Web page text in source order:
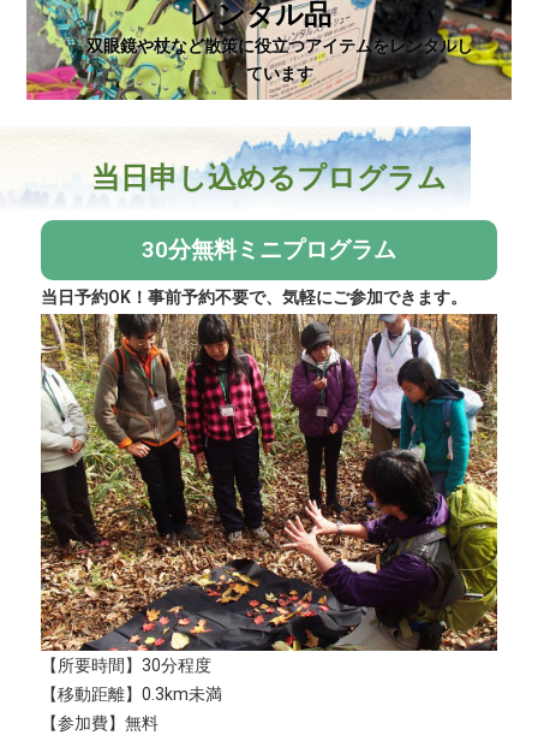
レンタル品
双眼鏡や杖など散策に役立つアイテムをレンタルし
ています
当日申し込めるプログラム
30分無料ミニプログラム
当日予約OK！事前予約不要で、気軽にご参加できます。
【所要時間】30分程度
【移動距離】0.3km未満
【参加費】無料